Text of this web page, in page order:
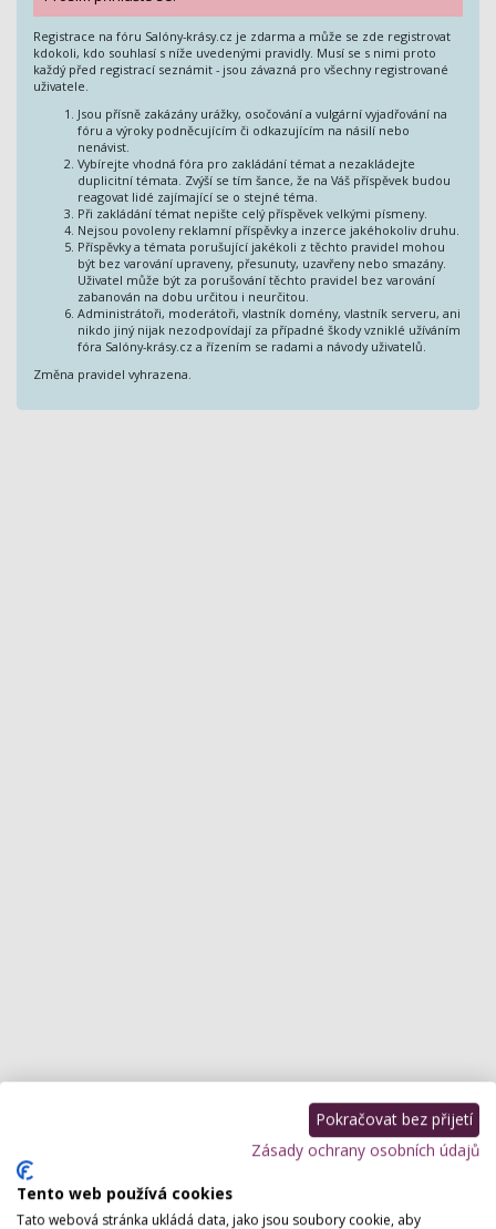
Registrace na fóru Salóny-krásy.cz je zdarma a může se zde registrovat
kdokoli, kdo souhlasí s níže uvedenými pravidly. Musí se s nimi proto
každý před registrací seznámit - jsou závazná pro všechny registrované
uživatele.
Jsou přísně zakázány urážky, osočování a vulgární vyjadřování na
fóru a výroky podněcujícím či odkazujícím na násilí nebo
nenávist.
Vybírejte vhodná fóra pro zakládání témat a nezakládejte
duplicitní témata. Zvýší se tím šance, že na Váš příspěvek budou
reagovat lidé zajímající se o stejné téma.
Při zakládání témat nepište celý příspěvek velkými písmeny.
Nejsou povoleny reklamní příspěvky a inzerce jakéhokoliv druhu.
Příspěvky a témata porušující jakékoli z těchto pravidel mohou
být bez varování upraveny, přesunuty, uzavřeny nebo smazány.
Uživatel může být za porušování těchto pravidel bez varování
zabanován na dobu určitou i neurčitou.
Administrátoři, moderátoři, vlastník domény, vlastník serveru, ani
nikdo jiný nijak nezodpovídají za případné škody vzniklé užíváním
fóra Salóny-krásy.cz a řízením se radami a návody uživatelů.
Změna pravidel vyhrazena.
Pokračovat bez přijetí
Zásady ochrany osobních údajů
Tento web používá cookies
Tato webová stránka ukládá data, jako jsou soubory cookie, aby